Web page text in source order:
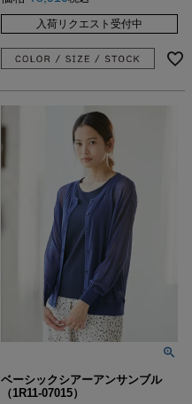
入荷リクエスト受付中
ベーシックシアーアンサンブル
（1R11-07015）